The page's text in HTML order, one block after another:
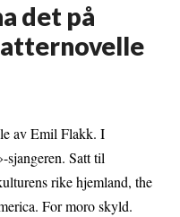
det på
av Emil Flakk. I
sjangeren. Satt til
rike hjemland, the
For moro skyld.